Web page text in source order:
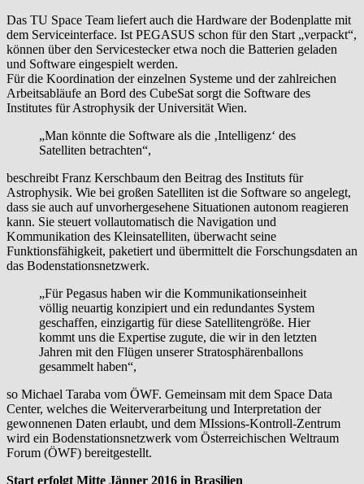
Das TU Space Team liefert auch die Hardware der Bodenplatte mit
dem Serviceinterface. Ist PEGASUS schon für den Start „verpackt“,
können über den Servicestecker etwa noch die Batterien geladen
und Software eingespielt werden.
Für die Koordination der einzelnen Systeme und der zahlreichen
Arbeitsabläufe an Bord des CubeSat sorgt die Software des
Institutes für Astrophysik der Universität Wien.
„Man könnte die Software als die ‚Intelligenz‘ des
Satelliten betrachten“,
beschreibt Franz Kerschbaum den Beitrag des Instituts für
Astrophysik. Wie bei großen Satelliten ist die Software so angelegt,
dass sie auch auf unvorhergesehene Situationen autonom reagieren
kann. Sie steuert vollautomatisch die Navigation und
Kommunikation des Kleinsatelliten, überwacht seine
Funktionsfähigkeit, paketiert und übermittelt die Forschungsdaten an
das Bodenstationsnetzwerk.
„Für Pegasus haben wir die Kommunikationseinheit
völlig neuartig konzipiert und ein redundantes System
geschaffen, einzigartig für diese Satellitengröße. Hier
kommt uns die Expertise zugute, die wir in den letzten
Jahren mit den Flügen unserer Stratosphärenballons
gesammelt haben“,
so Michael Taraba vom ÖWF. Gemeinsam mit dem Space Data
Center, welches die Weiterverarbeitung und Interpretation der
gewonnenen Daten erlaubt, und dem MIssions-Kontroll-Zentrum
wird ein Bodenstationsnetzwerk vom Österreichischen Weltraum
Forum (ÖWF) bereitgestellt.
Start erfolgt Mitte Jänner 2016 in Brasilien